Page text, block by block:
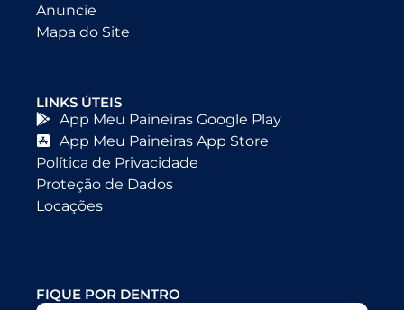
Anuncie
Mapa do Site
LINKS ÚTEIS
App Meu Paineiras Google Play
App Meu Paineiras App Store
Política de Privacidade
Proteção de Dados
Locações
FIQUE POR DENTRO